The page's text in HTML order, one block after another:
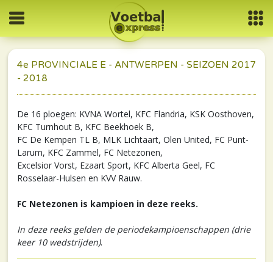
4e PROVINCIALE E - ANTWERPEN - SEIZOEN 2017
- 2018
De 16 ploegen: KVNA Wortel, KFC Flandria, KSK Oosthoven,
KFC Turnhout B, KFC Beekhoek B,
FC De Kempen TL B, MLK Lichtaart, Olen United, FC Punt-
Larum, KFC Zammel, FC Netezonen,
Excelsior Vorst, Ezaart Sport, KFC Alberta Geel, FC
Rosselaar-Hulsen en KVV Rauw.
FC Netezonen is kampioen in deze reeks.
In deze reeks gelden de periodekampioenschappen (drie
keer 10 wedstrijden).